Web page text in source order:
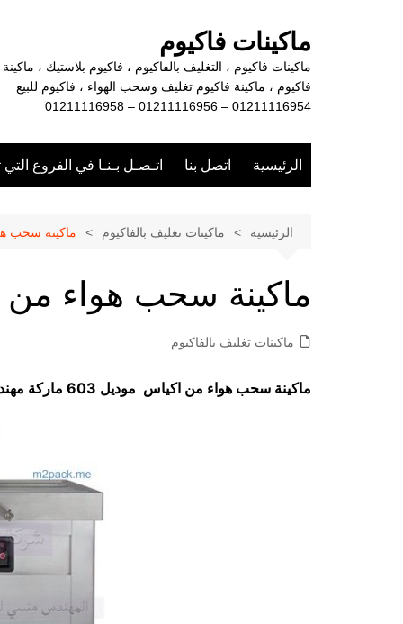
ماكينات فاكيوم
ماكينات فاكيوم ، التغليف بالفاكيوم ، فاكيوم بلاستيك ، ماكينة
فاكيوم ، ماكينة فاكيوم تغليف وسحب الهواء ، فاكيوم للبيع
01211116954 – 01211116956 – 01211116958
الرئيسية اتصل بنا اتـصـل بـنـا في الفروع
الرئيسية ماكينات تغليف بالفاكيوم ماكينة سحب
ماكينة سحب هواء من
ماكينات تغليف بالفاكيوم
ماكينة سحب هواء من اكياس موديل 603 ماركة مهندس منسي